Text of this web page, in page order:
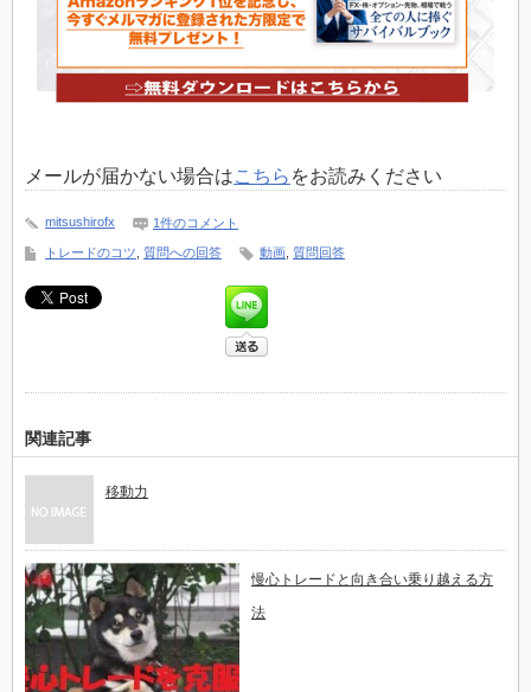
メールが届かない場合はこちら をお読みください
mitsushirofx 1件のコメント
トレードのコツ 質問への回答 動画 質問回答
関連記事
移動力
慢心トレードと向き合い乗り越える方
法